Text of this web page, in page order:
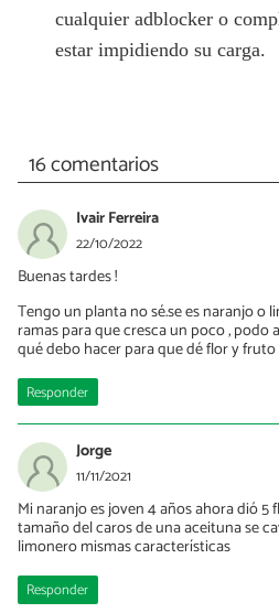
cualquier adblocker o
estar impidiendo su carga.
16 comentarios
Ivair Ferreira
22/10/2022
Buenas tardes !
Tengo un planta no sé.se es naranjo o
ramas para que cresca un poco , podo
qué debo hacer para que dé flor y fruto
Responder
Jorge
11/11/2021
Mi naranjo es joven 4 años ahora dió
tamaño del caros de una aceituna se
limonero mismas características
Responder